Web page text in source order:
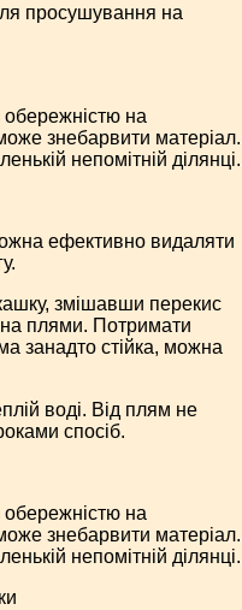
просушування на
на
знебарвити матеріал.
непомітній ділянці.
ефективно видаляти
змішавши перекис
на плями. Потримати
занадто стійка, можна
воді. Від плям не
спосіб.
на
знебарвити матеріал.
непомітній ділянці.